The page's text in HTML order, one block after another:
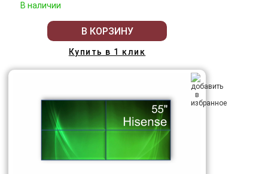
В наличии
В КОРЗИНУ
Купить в 1 клик